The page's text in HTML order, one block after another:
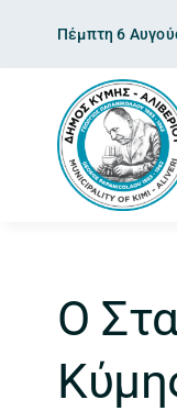
content
Πέμπτη 6
Ο